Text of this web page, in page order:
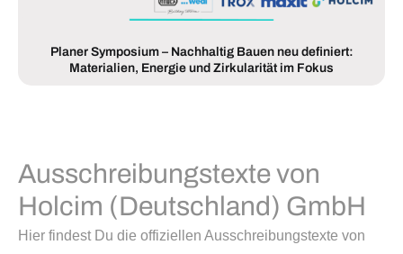
Planer Symposium – Nachhaltig Bauen neu definiert:
Materialien, Energie und Zirkularität im Fokus
Ausschreibungstexte von
Holcim (Deutschland) GmbH
Hier findest Du die offiziellen Ausschreibungstexte von